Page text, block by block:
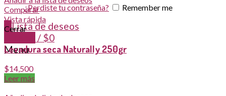
¿Perdiste tu contraseña? Remember me
0Lista de deseos
/ $0
Menu
Comparar
Vista rápida
Cerrar
Levadura seca Naturally 250gr
$14,500
Leer más